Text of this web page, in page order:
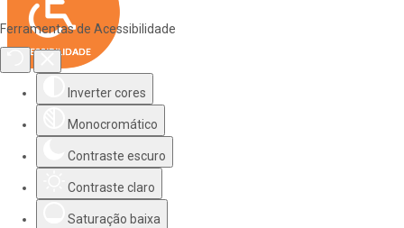
Ferramentas de Acessibilidade
Inverter cores
Monocromático
Contraste escuro
Contraste claro
Saturação baixa